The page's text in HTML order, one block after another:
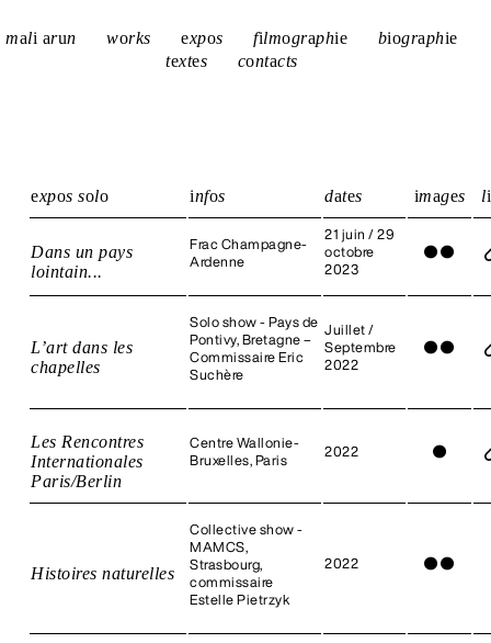
mali arun works expos filmographie biographie
textes contacts
expos solo infos dates images li
Dans un pays
lointain...
Frac Champagne-
Ardenne
21 juin / 29
octobre
2023
● ●
L’art dans les
chapelles
Solo show - Pays de
Pontivy, Bretagne –
Commissaire Eric
Suchère
Juillet /
Septembre
2022
● ●
Les Rencontres
Internationales
Paris/Berlin
Centre Wallonie-
Bruxelles, Paris
2022 ●
Histoires naturelles
Collective show -
MAMCS,
Strasbourg,
commissaire
Estelle Pietrzyk
2022 ● ●